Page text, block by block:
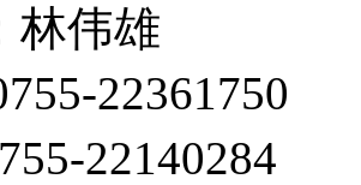
林伟雄
22361750
22140284